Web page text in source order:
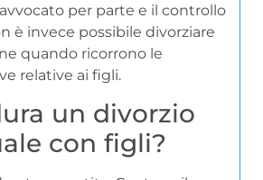
per parte e il controllo
è invece possibile divorziare
quando ricorrono le
relative ai figli.
un divorzio
con figli?